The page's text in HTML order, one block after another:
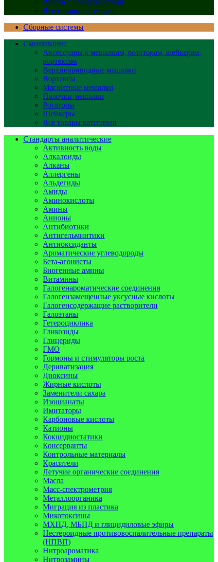
Работа с поверхностями
Все товары категории
Сборные системы
Смешивание
Аксессуары к мешалкам, ротаторам, шейкерам,
вортексам
Верхнеприводные мешалки
Вортексы
Магнитные мешалки
Палочки-мешалки
Ротаторы
Шейкеры
Все товары категории
Стандарты аналитические
Активность воды
Алкалоиды
Алканы
Аллергены
Альдегиды
Амиды
Аминокислоты
Амины
Анионы
Антибиотики
Антигельминтики
Антиоксиданты
Ароматические углеводороды
Бета-агонисты
Биогенные амины
Витамины
Галогенароматические соединения
Галогензамещенные уксусные кислоты
Галогенсодержащие растворители
Галоэтаны
Гетероциклика
Гликозиды
Глицериды
ГМО
Гормоны и стимуляторы роста
Дериватизация
Диоксины
Жирные кислоты
Заменители сахара
Изоцианаты
Имитаторы
Карбоновые кислоты
Катионы
Кокцидиостатики
Консерванты
Контрольные материалы
Красители
Летучие органические соединения
Масла
Масс-спектрометрия
Металлоорганика
Миграция из пластика
Микотоксины
МХПД, МБПД и глицидиловые эфиры
Нестероидные противовоспалительные препараты
(НПВП)
Нитроароматика
Нитрозамины